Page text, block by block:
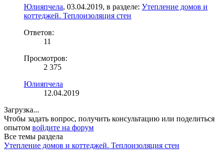
Юлияпчела, 03.04.2019, в разделе: Утепление домов и
коттеджей. Теплоизоляция стен
Ответов:
11
Просмотров:
2 375
Юлияпчела
12.04.2019
Загрузка...
Чтобы задать вопрос, получить консультацию или поделиться
опытом войдите на форум
Все темы раздела
Утепление домов и коттеджей. Теплоизоляция стен